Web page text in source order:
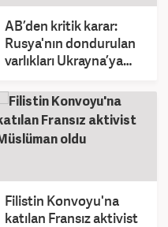
AB’den kritik karar:
Rusya'nın dondurulan
varlıkları Ukrayna’ya
Filistin Konvoyu'na
katılan Fransız aktivist